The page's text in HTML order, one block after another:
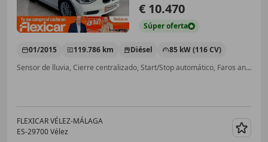
€ 10.470
Súperoferta
01/2015 119.786 km Diésel
85 kW (116 CV)
Sensor de lluvia, Cierre centralizado, Start/Stop automático, Faros antiniebla, Airbags laterales, Elevalunas eléctrico
FLEXICAR VÉLEZ-MÁLAGA
ES-29700 Vélez